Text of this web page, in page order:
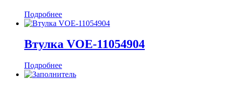
Подробнее
Втулка VOE-11054904
Подробнее